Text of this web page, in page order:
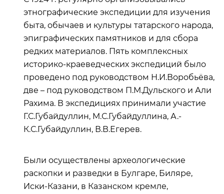
этнографические экспедиции для изучения
быта, обычаев и культуры татарского народа,
эпиграфических памятников и для сбора
редких материалов. Пять комплексных
историко-краеведческих экспедиций было
проведено под руководством Н.И.Воробьёва,
две – под руководством П.М.Дульского и Али
Рахима. В экспедициях принимали участие
Г.С.Губайдуллин, М.С.Губайдуллина, А.-
К.С.Губайдуллин, В.В.Егерев.
Были осуществлены археологические
раскопки и разведки в Булгаре, Биляре,
Иски-Казани, в Казанском кремле,